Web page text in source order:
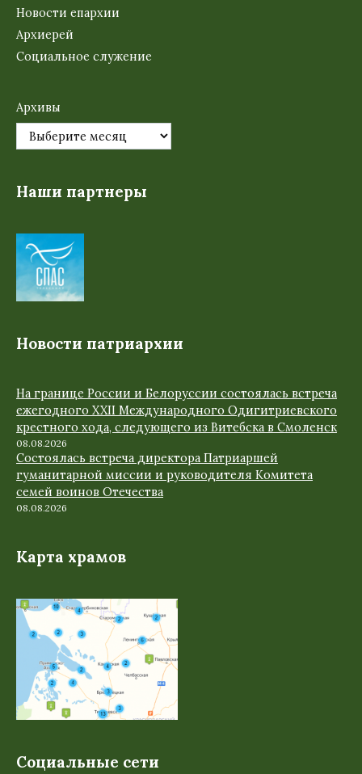
Новости епархии
Архиерей
Социальное служение
Архивы
Наши партнеры
Новости патриархии
На границе России и Белоруссии состоялась встреча
ежегодного XXII Международного Одигитриевского
крестного хода, следующего из Витебска в Смоленск
08.08.2026
Состоялась встреча директора Патриаршей
гуманитарной миссии и руководителя Комитета
семей воинов Отечества
08.08.2026
Карта храмов
Социальные сети